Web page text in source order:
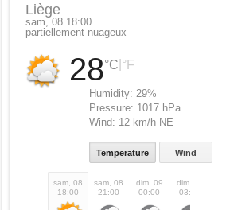
Liège
sam, 08 18:00
partiellement nuageux
28°C °F
Humidity: 29%
Pressure: 1017 hPa
Wind: 12 km/h NE
Temperature Wind
sam, 08
18:00
sam, 08
21:00
dim, 09
00:00
dim, 09
03:00